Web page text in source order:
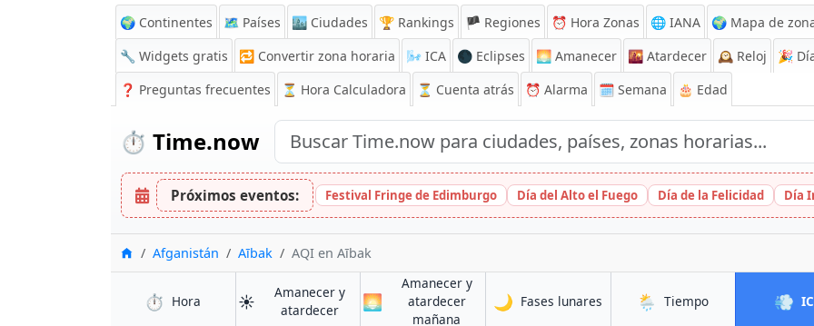
🌍 Continentes 🗺️ Países 🏙️ Ciudades 🏆 Rankings 🏴 Regiones ⏰ Hora Zonas 🌐 IANA
🌍 Mapa de
🔧 Widgets gratis
🔁 Convertir zona horaria 🌬️ ICA 🌑 Eclipses 🌅 Amanecer 🌇 Atardecer 🕰️ Reloj 🎉
❓ Preguntas frecuentes ⏳ Hora Calculadora ⏳ Cuenta atrás ⏰ Alarma 🗓️ Semana 🎂 Edad
⏱️ Time.now
Próximos eventos: Festival Fringe de Edimburgo Día del Alto el Fuego Día de la Felicidad Día
InicioAfganistán Aībak AQI en Aībak
⏱️ Hora en Aībak
☀️
Amanecer y
atardeceren Aībak
🌅
Amanecer y
atardecer
mañana
🌙 Fases lunares en Aībak
🌦️ Tiempoen Aībak 💨